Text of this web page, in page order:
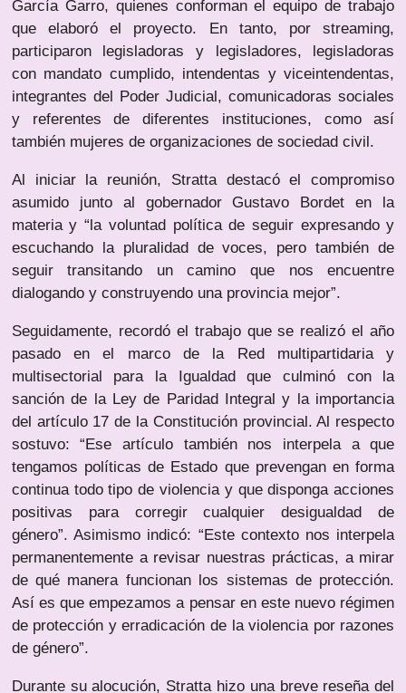
García Garro, quienes conforman el equipo de trabajo
que elaboró el proyecto. En tanto, por streaming,
participaron legisladoras y legisladores, legisladoras
con mandato cumplido, intendentas y viceintendentas,
integrantes del Poder Judicial, comunicadoras sociales
y referentes de diferentes instituciones, como así
también mujeres de organizaciones de sociedad civil.
Al iniciar la reunión, Stratta destacó el compromiso
asumido junto al gobernador Gustavo Bordet en la
materia y “la voluntad política de seguir expresando y
escuchando la pluralidad de voces, pero también de
seguir transitando un camino que nos encuentre
dialogando y construyendo una provincia mejor”.
Seguidamente, recordó el trabajo que se realizó el año
pasado en el marco de la Red multipartidaria y
multisectorial para la Igualdad que culminó con la
sanción de la Ley de Paridad Integral y la importancia
del artículo 17 de la Constitución provincial. Al respecto
sostuvo: “Ese artículo también nos interpela a que
tengamos políticas de Estado que prevengan en forma
continua todo tipo de violencia y que disponga acciones
positivas para corregir cualquier desigualdad de
género”. Asimismo indicó: “Este contexto nos interpela
permanentemente a revisar nuestras prácticas, a mirar
de qué manera funcionan los sistemas de protección.
Así es que empezamos a pensar en este nuevo régimen
de protección y erradicación de la violencia por razones
de género”.
Durante su alocución, Stratta hizo una breve reseña del